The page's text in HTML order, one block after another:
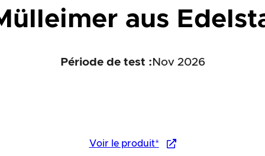
aus
Période de test : Nov 2026
Voir le produit*